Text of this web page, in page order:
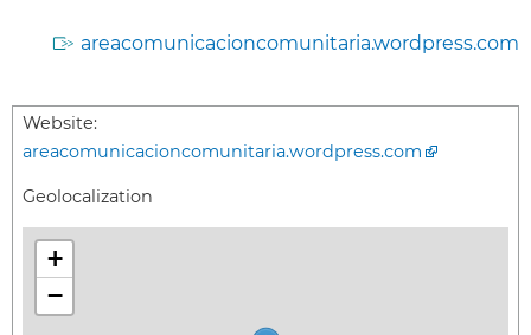
areacomunicacioncomunitaria.wordpress.com
Website:
areacomunicacioncomunitaria.wordpress.com
Geolocalization
+
−